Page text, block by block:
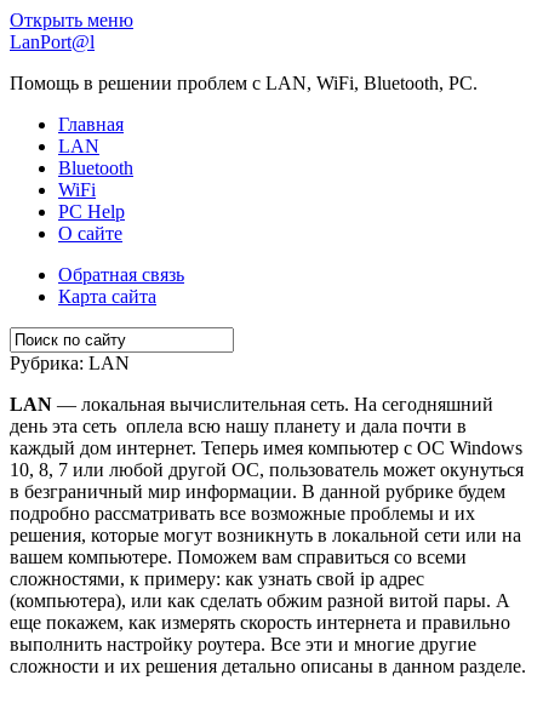
Открыть меню
LanPort@l
Помощь в решении проблем с LAN, WiFi, Bluetooth, PC.
Главная
LAN
Bluetooth
WiFi
PC Help
О сайте
Обратная связь
Карта сайта
Рубрика: LAN
LAN — локальная вычислительная сеть. На сегодняшний
день эта сеть оплела всю нашу планету и дала почти в
каждый дом интернет. Теперь имея компьютер с ОС Windows
10, 8, 7 или любой другой ОС, пользователь может окунуться
в безграничный мир информации. В данной рубрике будем
подробно рассматривать все возможные проблемы и их
решения, которые могут возникнуть в локальной сети или на
вашем компьютере. Поможем вам справиться со всеми
сложностями, к примеру: как узнать свой ip адрес
(компьютера), или как сделать обжим разной витой пары. А
еще покажем, как измерять скорость интернета и правильно
выполнить настройку роутера. Все эти и многие другие
сложности и их решения детально описаны в данном разделе.